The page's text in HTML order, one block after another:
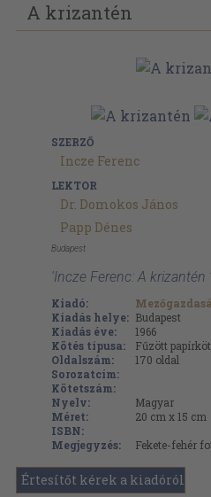
A krizantén
SZERZŐ
Incze Ferenc
LEKTOR
Dr. Domokos János
Papp Dénes
Budapest
'Incze Ferenc: A
Kiadó:
Kiadás helye: Budapest
Kiadás éve:
1966
Kötés típusa:
Fűzött
Oldalszám:
170 oldal
Sorozatcím:
Kötetszám:
Nyelv:
Magyar
Méret:
20 cm x 15 cm
ISBN:
Megjegyzés:
Fekete-fehér
Értesítőt kérek a kiadóról